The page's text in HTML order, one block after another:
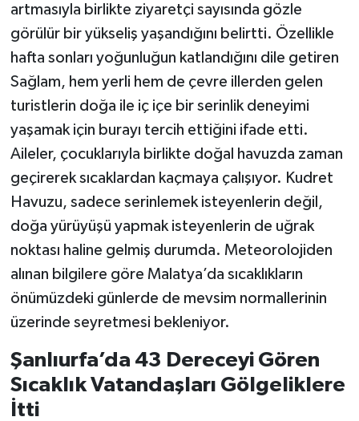
artmasıyla birlikte ziyaretçi sayısında gözle
görülür bir yükseliş yaşandığını belirtti. Özellikle
hafta sonları yoğunluğun katlandığını dile getiren
Sağlam, hem yerli hem de çevre illerden gelen
turistlerin doğa ile iç içe bir serinlik deneyimi
yaşamak için burayı tercih ettiğini ifade etti.
Aileler, çocuklarıyla birlikte doğal havuzda zaman
geçirerek sıcaklardan kaçmaya çalışıyor. Kudret
Havuzu, sadece serinlemek isteyenlerin değil,
doğa yürüyüşü yapmak isteyenlerin de uğrak
noktası haline gelmiş durumda. Meteorolojiden
alınan bilgilere göre Malatya’da sıcaklıkların
önümüzdeki günlerde de mevsim normallerinin
üzerinde seyretmesi bekleniyor.
Şanlıurfa’da 43 Dereceyi Gören
Sıcaklık Vatandaşları Gölgeliklere
İtti